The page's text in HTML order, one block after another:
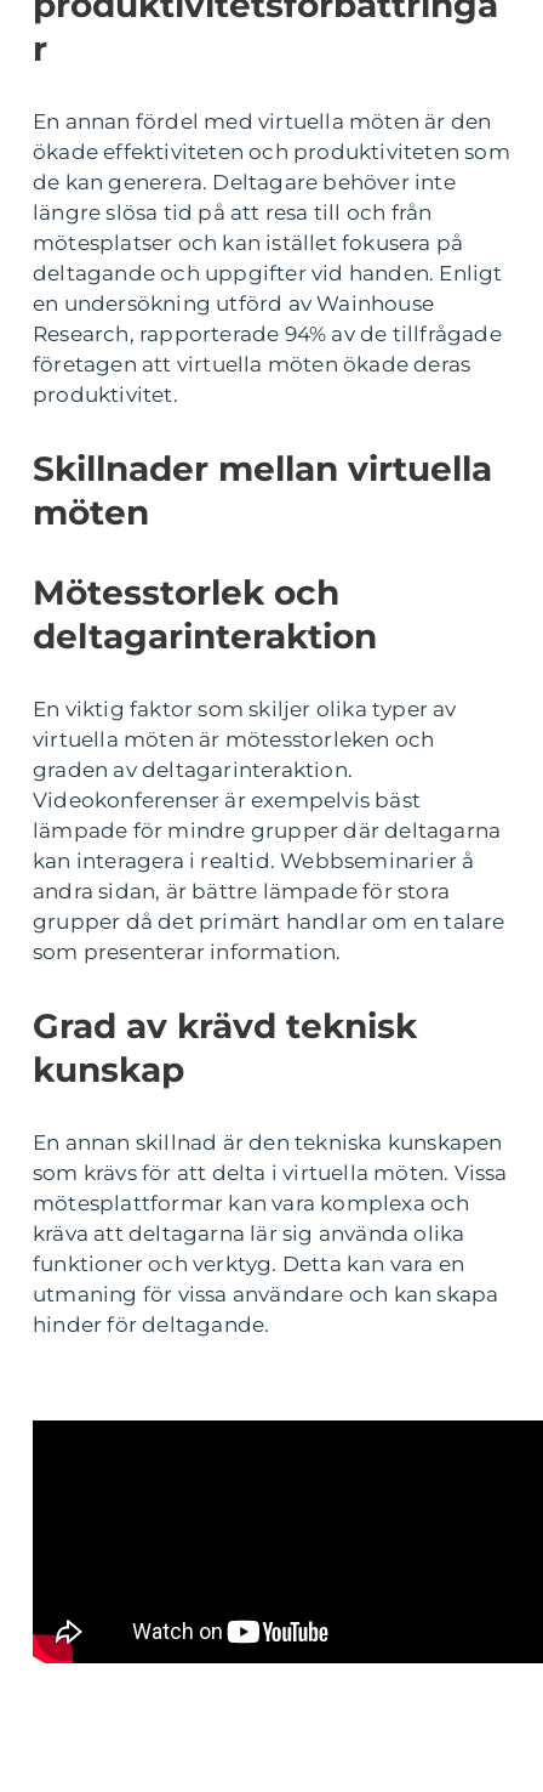
r
En annan fördel med virtuella möten är den
ökade effektiviteten och produktiviteten som
de kan generera. Deltagare behöver inte
längre slösa tid på att resa till och från
mötesplatser och kan istället fokusera på
deltagande och uppgifter vid handen. Enligt
en undersökning utförd av Wainhouse
Research, rapporterade 94% av de tillfrågade
företagen att virtuella möten ökade deras
produktivitet.
Skillnader mellan virtuella
möten
Mötesstorlek och
deltagarinteraktion
En viktig faktor som skiljer olika typer av
virtuella möten är mötesstorleken och
graden av deltagarinteraktion.
Videokonferenser är exempelvis bäst
lämpade för mindre grupper där deltagarna
kan interagera i realtid. Webbseminarier å
andra sidan, är bättre lämpade för stora
grupper då det primärt handlar om en talare
som presenterar information.
Grad av krävd teknisk
kunskap
En annan skillnad är den tekniska kunskapen
som krävs för att delta i virtuella möten. Vissa
mötesplattformar kan vara komplexa och
kräva att deltagarna lär sig använda olika
funktioner och verktyg. Detta kan vara en
utmaning för vissa användare och kan skapa
hinder för deltagande.